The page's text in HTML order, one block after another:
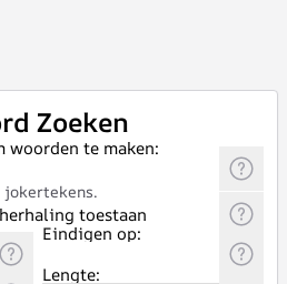
Zoeken
woorden te maken:
jokertekens.
toestaan
Eindigen op:
Lengte: